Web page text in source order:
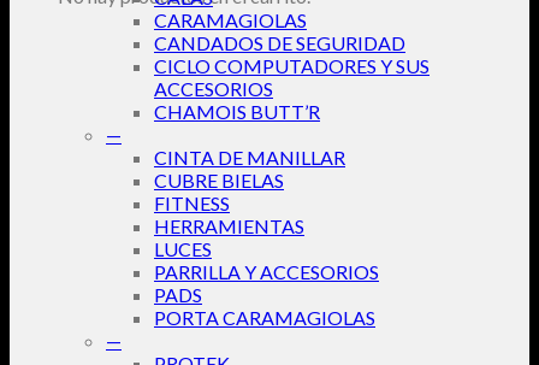
CARAMAGIOLAS
CANDADOS DE SEGURIDAD
CICLO COMPUTADORES Y SUS
ACCESORIOS
CHAMOIS BUTT’R
—
CINTA DE MANILLAR
CUBRE BIELAS
FITNESS
HERRAMIENTAS
LUCES
PARRILLA Y ACCESORIOS
PADS
PORTA CARAMAGIOLAS
—